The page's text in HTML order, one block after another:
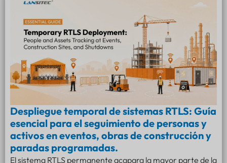
Despliegue temporal de sistemas RTLS: Guía
esencial para el seguimiento de personas y
activos en eventos, obras de construcción y
paradas programadas.
El sistema RTLS permanente acapara la mayor parte de la